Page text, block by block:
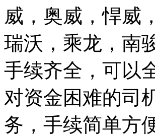
威，奥威，悍威
瑞沃，乘龙，南
手续齐全，可以
对资金困难的司
务，手续简单方